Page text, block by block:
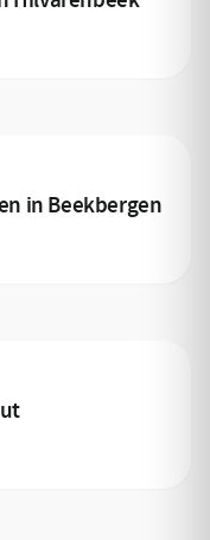
in Beekbergen